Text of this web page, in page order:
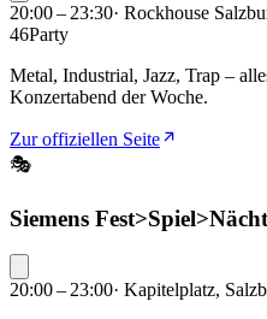
20:00 – 23:30· Rockhouse
46Party
Metal, Industrial, Jazz, Trap –
Konzertabend der Woche.
Zur offiziellen Seite
🎭
Siemens
20:00 – 23:00· Kapitelplatz,